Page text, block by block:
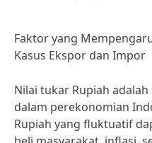
Faktor yang
Kasus Ekspor dan Impor
Nilai tukar Rupiah
dalam perekonomian
Rupiah yang fluktuatif